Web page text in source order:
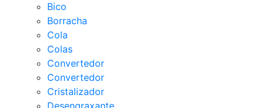
Bico
Borracha
Cola
Colas
Convertedor
Convertedor
Cristalizador